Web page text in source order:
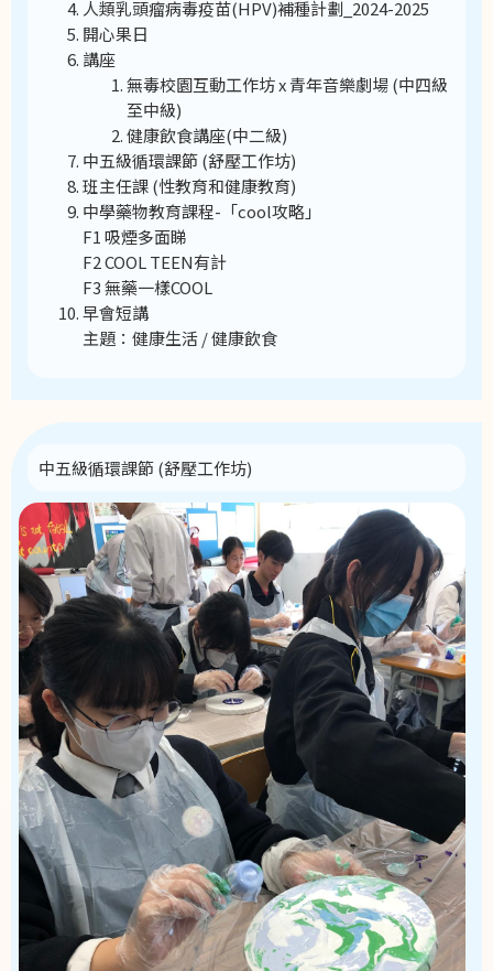
人類乳頭瘤病毒疫苗(HPV)補種計劃_2024-2025
開心果日
講座
無毒校園互動工作坊 x 青年音樂劇場 (中四級
至中級)
健康飲食講座(中二級)
中五級循環課節 (舒壓工作坊)
班主任課 (性教育和健康教育)
中學藥物教育課程-「cool攻略」
F1 吸煙多面睇
F2 COOL TEEN有計
F3 無藥一樣COOL
早會短講
主題：健康生活 / 健康飲食
中五級循環課節 (舒壓工作坊)